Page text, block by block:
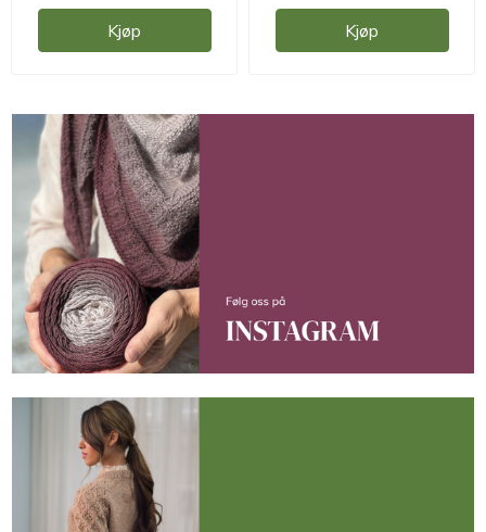
Kjøp Kjøp